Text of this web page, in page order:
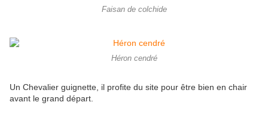
Faisan de colchide
Héron cendré
Un Chevalier guignette, il profite du site pour être bien en chair
avant le grand départ.